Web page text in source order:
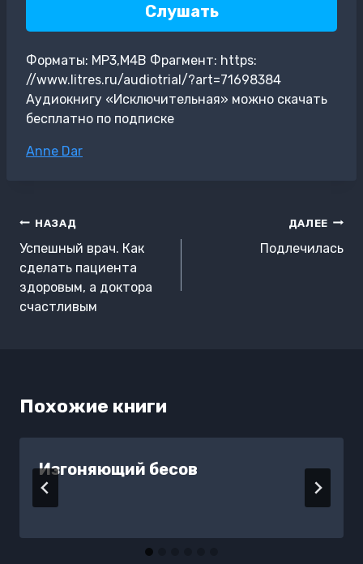
Слушать
Форматы: MP3,M4B Фрагмент: https:
//www.litres.ru/audiotrial/?art=71698384
Аудиокнигу «Исключительная» можно скачать
бесплатно по подписке
Метки
Anne Dar
Навигация
по
записям
НАЗАД
Успешный врач. Как
сделать пациента
здоровым, а доктора
счастливым
ДАЛЕЕ
Подлечилась
Похожие книги
Изгоняющий бесов